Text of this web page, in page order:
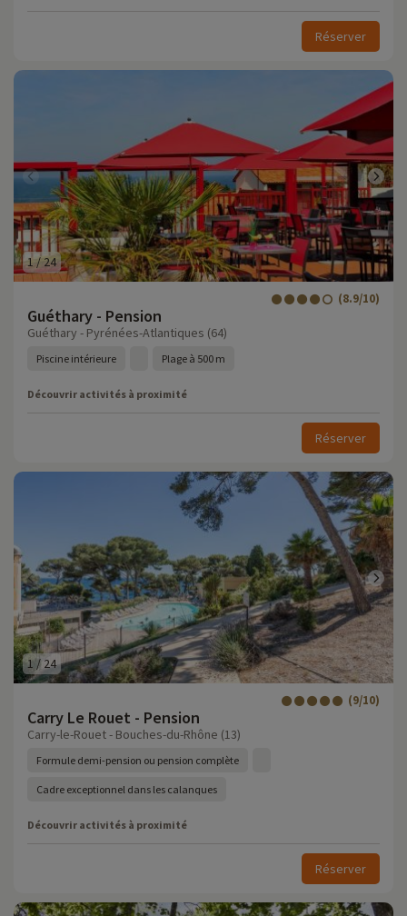
Réserver
1/24
Guéthary - Pension
(8.9/10)
Guéthary - Pyrénées-Atlantiques (64)
Piscine intérieure Plage à 500 m
Découvrir activités à proximité
Réserver
1/ 24
Carry Le Rouet - Pension
(9/10)
Carry-le-Rouet - Bouches-du-Rhône (13)
Formule demi-pension ou pension complète
Cadre exceptionnel dans les calanques
Découvrir activités à proximité
Réserver